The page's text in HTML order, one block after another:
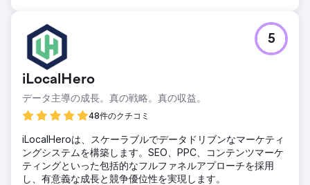
す。
結果
最初の3ヶ月で、オーガニックトラフィック、ランキングキ
ーワード、参照ドメインはすべて20%以上増加し、質の高い
インバウンドリードが検索経由で流入し始めました。マネー
ジドIT企業にとって、契約済みの顧客1社だけで契約費用を何
倍も賄うことができ、パイプラインは現在も拡大し続けてい
ます。成長指標はSemrushで検証可能です。
エージェンシーページに移動
iLocalHero
データ主導の成長。真の戦略。真の収益。
48件のクチコミ
5
iLocalHeroは、スケーラブルでデータドリブンなマーケティ
ングシステムを構築します。SEO、PPC、コンテンツマーケ
ティングといった包括的なフルファネルアプローチを採用
し、有意義な成長と競争優位性を実現します。